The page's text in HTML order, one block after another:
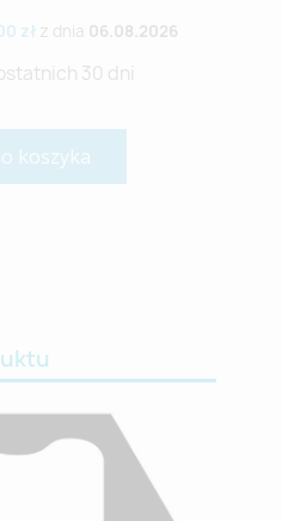
zł z dnia 06.08.2026
30 dni
koszyka